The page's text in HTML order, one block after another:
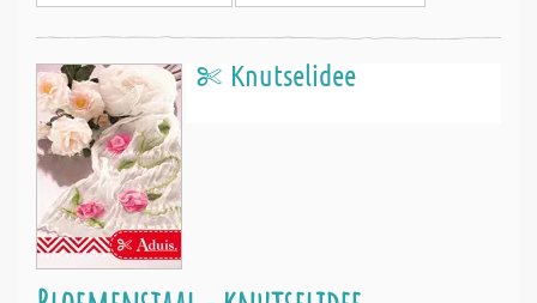
Knutselidee